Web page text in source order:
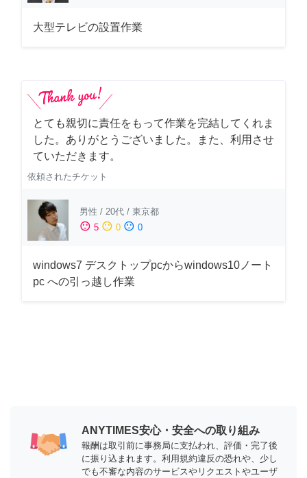
大型テレビの設置作業
とても親切に責任をもって作業を完結してくれま
した。ありがとうございました。また、利用させ
ていただきます。
依頼されたチケット
男性 / 20代 / 東京都
sentiment_satisfied 5 sentiment_neutral 0 sentiment_dissatisfied 0
windows7 デスクトップpcからwindows10ノート
pc への引っ越し作業
ANYTIMES安心・安全への取り組み
報酬は取引前に事務局に支払われ、評価・完了後
に振り込まれます。利用規約違反の恐れや、少し
でも不審な内容のサービスやリクエストやユーザ